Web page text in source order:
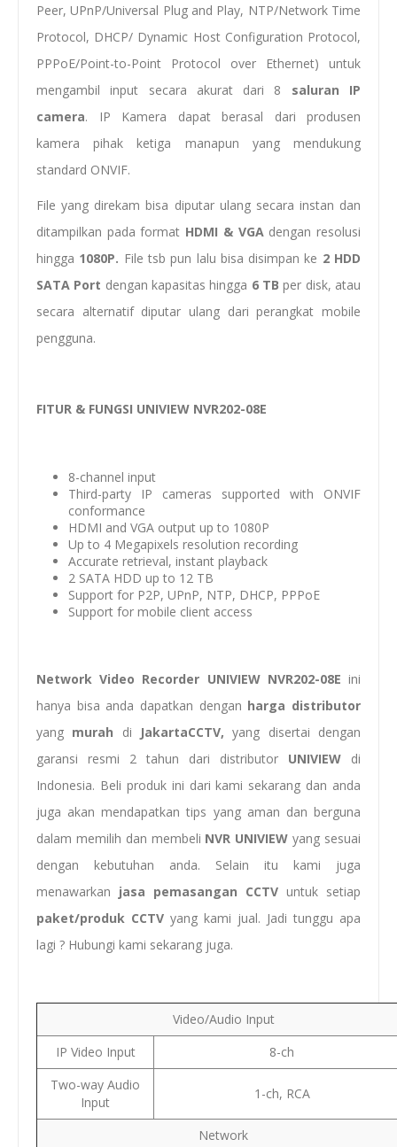
Peer, UPnP/Universal Plug and Play, NTP/Network Time
Protocol, DHCP/ Dynamic Host Configuration Protocol,
PPPoE/Point-to-Point Protocol over Ethernet) untuk
mengambil input secara akurat dari 8 saluran IP
camera. IP Kamera dapat berasal dari produsen
kamera pihak ketiga manapun yang mendukung
standard ONVIF.
File yang direkam bisa diputar ulang secara instan dan
ditampilkan pada format HDMI & VGA dengan resolusi
hingga 1080P. File tsb pun lalu bisa disimpan ke 2 HDD
SATA Port dengan kapasitas hingga 6 TB per disk, atau
secara alternatif diputar ulang dari perangkat mobile
pengguna.
FITUR & FUNGSI UNIVIEW NVR202-08E
8-channel input
Third-party IP cameras supported with ONVIF
conformance
HDMI and VGA output up to 1080P
Up to 4 Megapixels resolution recording
Accurate retrieval, instant playback
2 SATA HDD up to 12 TB
Support for P2P, UPnP, NTP, DHCP, PPPoE
Support for mobile client access
Network Video Recorder UNIVIEW NVR202-08E ini
hanya bisa anda dapatkan dengan harga distributor
yang murah di JakartaCCTV,yang disertai dengan
garansi resmi 2 tahun dari distributor UNIVIEW di
Indonesia. Beli produk ini dari kami sekarang dan anda
juga akan mendapatkan tips yang aman dan berguna
dalam memilih dan membeli NVR UNIVIEW yang sesuai
dengan kebutuhan anda. Selain itu kami juga
menawarkan jasa pemasangan CCTV untuk setiap
paket/produk CCTV yang kami jual. Jadi tunggu apa
lagi ? Hubungi kami sekarang juga.
Video/Audio Input
IP Video Input
8-ch
Two-way Audio
Input
1-ch, RCA
Network